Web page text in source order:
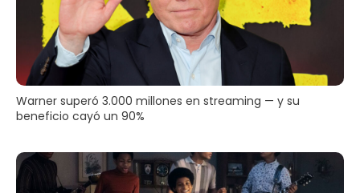
Warner superó 3.000 millones en streaming — y su
beneficio cayó un 90%